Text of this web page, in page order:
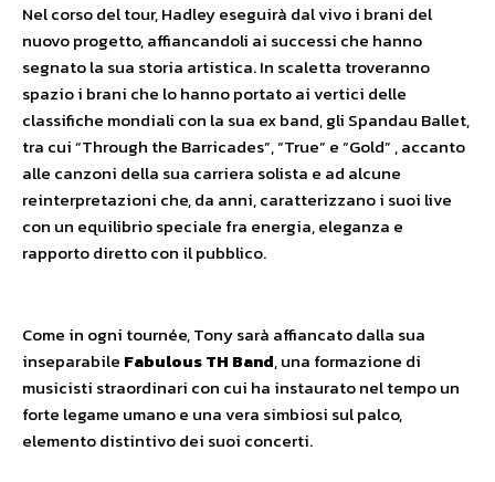
Nel corso del tour, Hadley eseguirà dal vivo i brani del
nuovo progetto, affiancandoli ai successi che hanno
segnato la sua storia artistica. In scaletta troveranno
spazio i brani che lo hanno portato ai vertici delle
classifiche mondiali con la sua ex band, gli Spandau Ballet,
tra cui “Through the Barricades”, “True” e “Gold” , accanto
alle canzoni della sua carriera solista e ad alcune
reinterpretazioni che, da anni, caratterizzano i suoi live
con un equilibrio speciale fra energia, eleganza e
rapporto diretto con il pubblico.
Come in ogni tournée, Tony sarà affiancato dalla sua
inseparabile Fabulous TH Band, una formazione di
musicisti straordinari con cui ha instaurato nel tempo un
forte legame umano e una vera simbiosi sul palco,
elemento distintivo dei suoi concerti.